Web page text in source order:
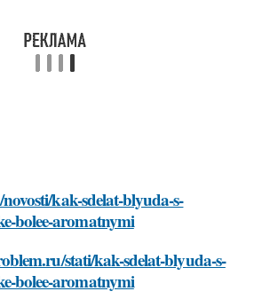
kak-sdelat-blyuda-s-
bolee-aromatnymi
stati/kak-sdelat-blyuda-s-
bolee-aromatnymi